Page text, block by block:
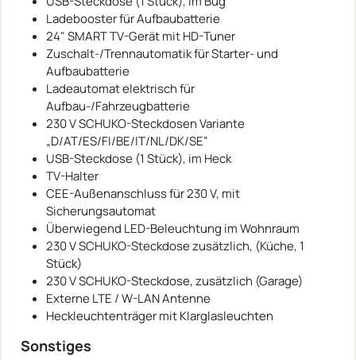
Ladebooster für Aufbaubatterie
24" SMART TV-Gerät mit HD-Tuner
Zuschalt-/Trennautomatik für Starter- und
Aufbaubatterie
Ladeautomat elektrisch für
Aufbau-/Fahrzeugbatterie
230 V SCHUKO-Steckdosen Variante
„D/AT/ES/FI/BE/IT/NL/DK/SE“
USB-Steckdose (1 Stück), im Heck
TV-Halter
CEE-Außenanschluss für 230 V, mit
Sicherungsautomat
Überwiegend LED-Beleuchtung im Wohnraum
230 V SCHUKO-Steckdose zusätzlich, (Küche, 1
Stück)
230 V SCHUKO-Steckdose, zusätzlich (Garage)
Externe LTE / W-LAN Antenne
Heckleuchtenträger mit Klarglasleuchten
Sonstiges